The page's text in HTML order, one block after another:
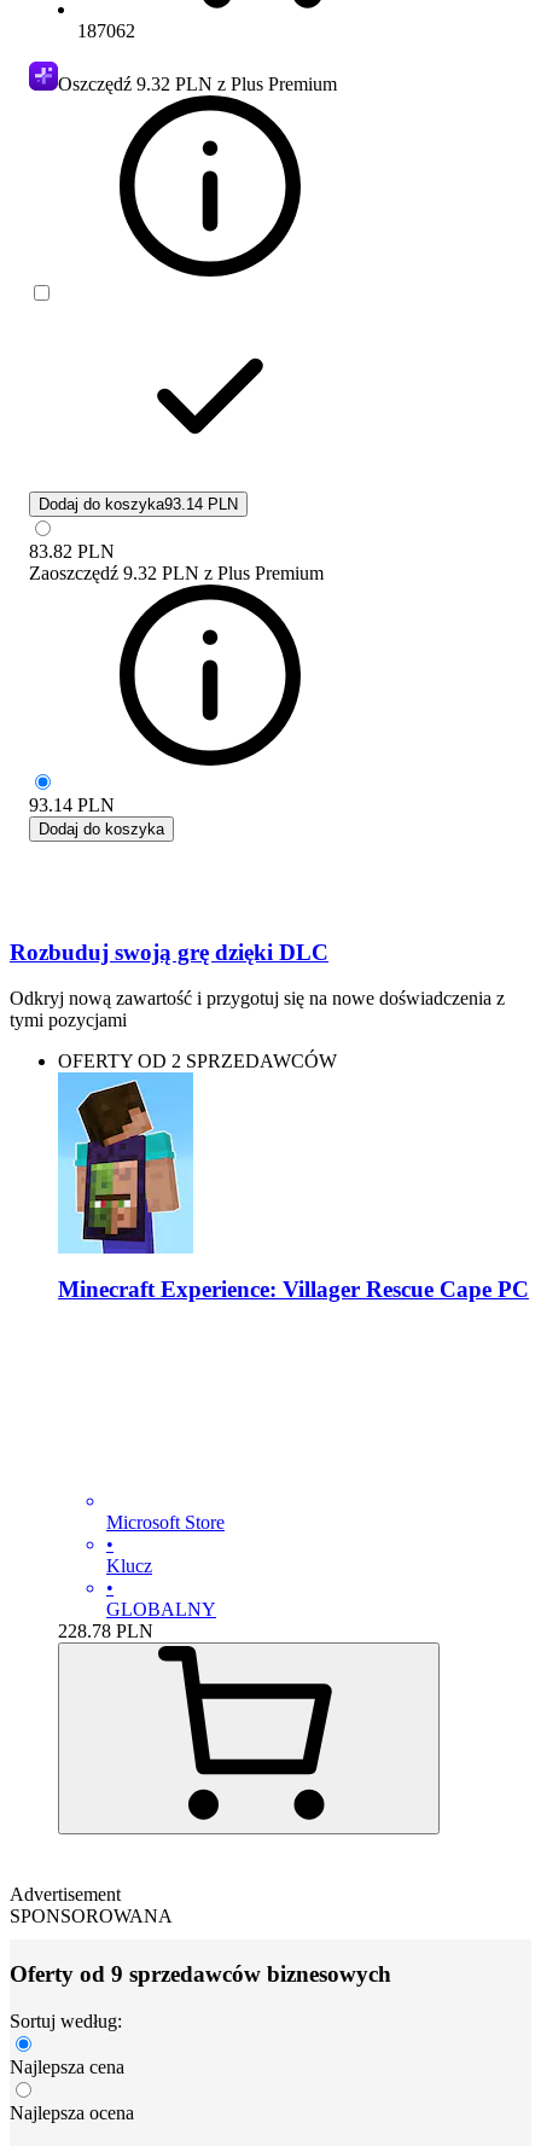
187062
Oszczędź 9.32 PLN z Plus Premium
Dodaj do koszyka93.14 PLN
83.82 PLN
Zaoszczędź 9.32 PLN z Plus Premium
93.14 PLN
Dodaj do koszyka
Rozbuduj swoją grę dzięki DLC
Odkryj nową zawartość i przygotuj się na nowe doświadczenia z
tymi pozycjami
OFERTY OD 2 SPRZEDAWCÓW
Minecraft Experience: Villager Rescue Cape PC
Microsoft Store
•
Klucz
•
GLOBALNY
228.78 PLN
Advertisement
SPONSOROWANA
Oferty od 9 sprzedawców biznesowych
Sortuj według:
Najlepsza cena
Najlepsza ocena